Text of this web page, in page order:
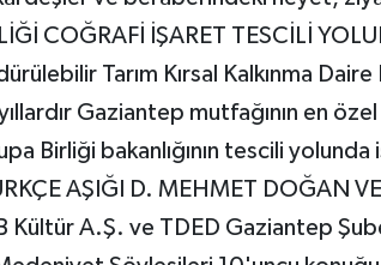
COĞRAFİ İŞARET TESCİLİ
Tarım Kırsal Kalkınma Daire
Gaziantep mutfağının en
Birliği bakanlığının tescili
AŞIĞI D. MEHMET DOĞAN
Kültür A.Ş. ve TDED Gaziantep